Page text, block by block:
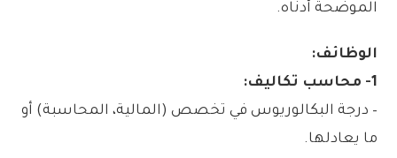
الموضحة أدناه.
الوظائف:
1- محاسب تكاليف:
– درجة البكالوريوس في تخصص (المالية، المحاسبة) أو
ما يعادلها.